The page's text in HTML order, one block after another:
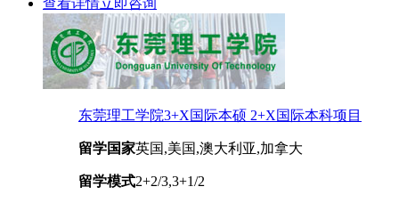
查看详情立即咨询
东莞理工学院3+X国际本硕 2+X国际本科项目
留学国家英国,美国,澳大利亚,加拿大
留学模式2+2/3,3+1/2